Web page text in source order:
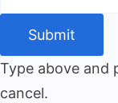
Submit
Type above and
cancel.